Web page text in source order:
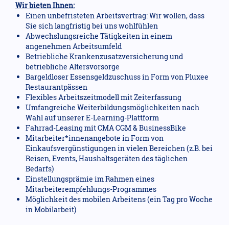
Wir bieten Ihnen:
Einen unbefristeten Arbeitsvertrag: Wir wollen, dass
Sie sich langfristig bei uns wohlfühlen
Abwechslungsreiche Tätigkeiten in einem
angenehmen Arbeitsumfeld
Betriebliche Krankenzusatzversicherung und
betriebliche Altersvorsorge
Bargeldloser Essensgeldzuschuss in Form von Pluxee
Restaurantpässen
Flexibles Arbeitszeitmodell mit Zeiterfassung
Umfangreiche Weiterbildungsmöglichkeiten nach
Wahl auf unserer E-Learning-Plattform
Fahrrad-Leasing mit CMA CGM & BusinessBike
Mitarbeiter*innenangebote in Form von
Einkaufsvergünstigungen in vielen Bereichen (z.B. bei
Reisen, Events, Haushaltsgeräten des täglichen
Bedarfs)
Einstellungsprämie im Rahmen eines
Mitarbeiterempfehlungs-Programmes
Möglichkeit des mobilen Arbeitens (ein Tag pro Woche
in Mobilarbeit)